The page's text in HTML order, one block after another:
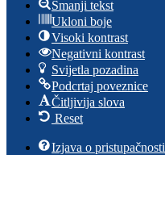
Smanji tekst
Ukloni boje
Visoki kontrast
Negativni kontrast
Svijetla pozadina
Podcrtaj poveznice
Čitljivija slova
Reset
Izjava o pristupačnosti